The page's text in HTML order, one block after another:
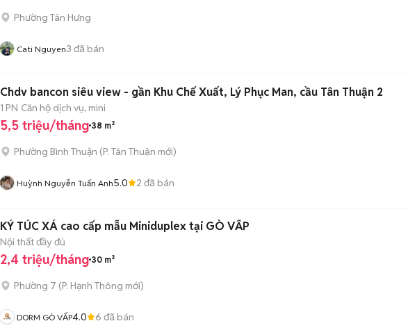
Phường Tân Hưng
Cati Nguyen3 đã bán
Chdv bancon siêu view - gần Khu Chế Xuất, Lý Phục Man, cầu Tân Thuận 2
1 PN Căn hộ dịch vụ, mini
5,5 triệu/tháng 38 m²
Phường Bình Thuận (P. Tân Thuận mới)
Huỳnh Nguyễn Tuấn Anh5.0 2 đã bán
KÝ TÚC XÁ cao cấp mẫu Miniduplex tại GÒ VẤP
Nội thất đầy đủ
2,4 triệu/tháng 30 m²
Phường 7 (P. Hạnh Thông mới)
DORM GÒ VẤP4.0 6 đã bán